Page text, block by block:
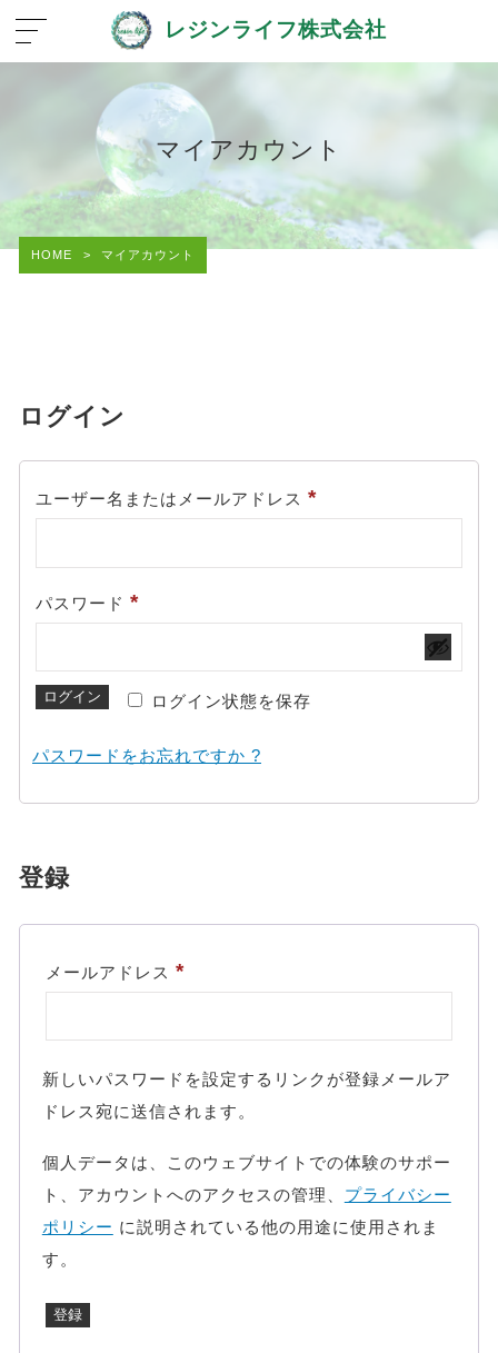
レジンライフ株式会社
マイアカウント
HOME > マイアカウント
ログイン
ユーザー名またはメールアドレス *必
須
パスワード *必
須
ログイン状態を保存
ログイン
パスワードをお忘れですか ?
登録
メールアドレス *必
須
新しいパスワードを設定するリンクが登録メールア
ドレス宛に送信されます。
個人データは、このウェブサイトでの体験のサポー
ト、アカウントへのアクセスの管理、 プライバシー
ポリシー に説明されている他の用途に使用されま
す。
登録